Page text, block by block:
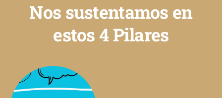
Nos sustentamos en
estos 4 Pilares